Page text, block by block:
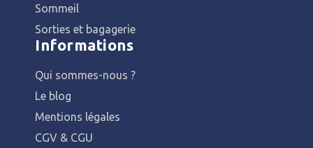
Sommeil
Sorties et bagagerie
Informations
Qui sommes-nous ?
Le blog
Mentions légales
CGV & CGU